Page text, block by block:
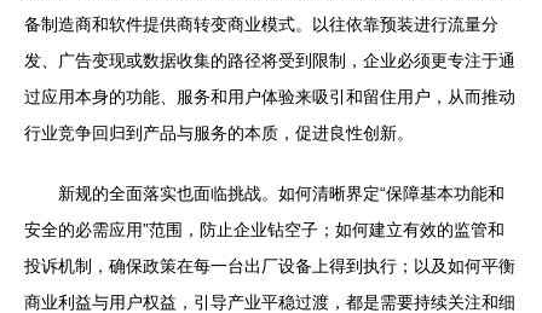
备制造商和软件提供商转变商业模式。以往依靠预装进行流量分
发、广告变现或数据收集的路径将受到限制，企业必须更专注于通
过应用本身的功能、服务和用户体验来吸引和留住用户，从而推动
行业竞争回归到产品与服务的本质，促进良性创新。
新规的全面落实也面临挑战。如何清晰界定“保障基本功能和
安全的必需应用”范围，防止企业钻空子；如何建立有效的监管和
投诉机制，确保政策在每一台出厂设备上得到执行；以及如何平衡
商业利益与用户权益，引导产业平稳过渡，都是需要持续关注和细